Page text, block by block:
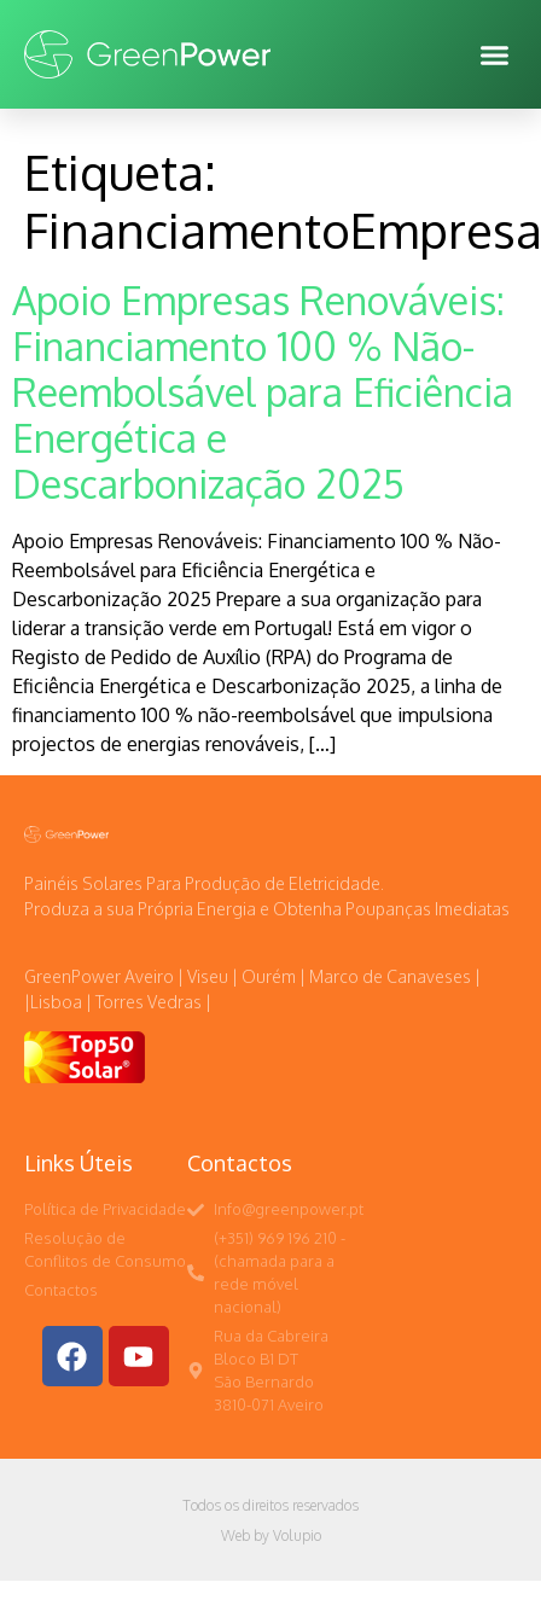
Etiqueta:
Apoio Empresas Renováveis:
Financiamento 100 % Não-
Reembolsável para Eficiência
Energética e
Descarbonização 2025
Apoio Empresas Renováveis: Financiamento 100 % Não-
Reembolsável para Eficiência Energética e
Descarbonização 2025 Prepare a sua organização para
liderar a transição verde em Portugal! Está em vigor o
Registo de Pedido de Auxílio (RPA) do Programa de
Eficiência Energética e Descarbonização 2025, a linha de
financiamento 100 % não-reembolsável que impulsiona
projectos de energias renováveis, […]
Painéis Solares Para Produção de Eletricidade.
Produza a sua Própria Energia e Obtenha Poupanças Imediatas
GreenPower Aveiro | Viseu | Ourém | Marco de Canaveses |
|Lisboa | Torres Vedras |
Links Úteis
Política de Privacidade
Resolução de
Conflitos de Consumo
Contactos
Contactos
Info@greenpower.pt
(+351) 969 196 210 -
(chamada para a
rede móvel
nacional)
Rua da Cabreira
Bloco B1 DT
São Bernardo
3810-071 Aveiro
Todos os direitos reservados
Web by Volupio